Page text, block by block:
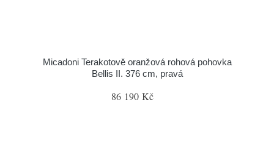
Micadoni Terakotově oranžová rohová pohovka
Bellis II. 376 cm, pravá
86 190 Kč